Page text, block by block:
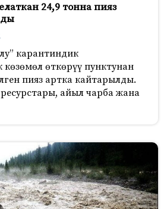
24,9 тонна пияз
карантиндик
өткөрүү пунктунан
пияз артка кайтарылды.
ресурстары, айыл чарба жана